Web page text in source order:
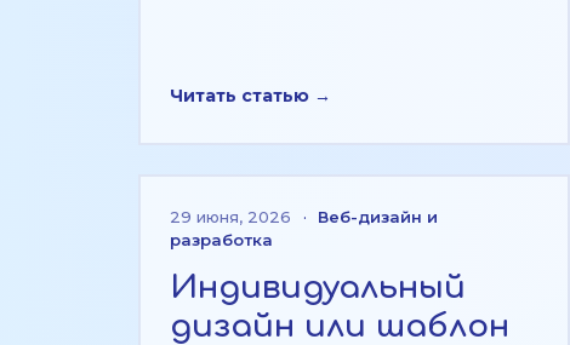
Читать статью →
29 июня, 2026 ·
Веб-дизайн и
разработка
Индивидуальный
дизайн или шаблон